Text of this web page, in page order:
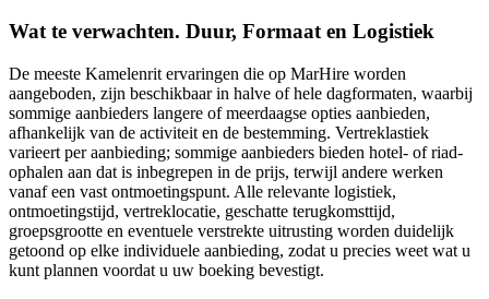
Wat te verwachten. Duur, Formaat en Logistiek
De meeste Kamelenrit ervaringen die op MarHire worden
aangeboden, zijn beschikbaar in halve of hele dagformaten, waarbij
sommige aanbieders langere of meerdaagse opties aanbieden,
afhankelijk van de activiteit en de bestemming. Vertreklastiek
varieert per aanbieding; sommige aanbieders bieden hotel- of riad-
ophalen aan dat is inbegrepen in de prijs, terwijl andere werken
vanaf een vast ontmoetingspunt. Alle relevante logistiek,
ontmoetingstijd, vertreklocatie, geschatte terugkomsttijd,
groepsgrootte en eventuele verstrekte uitrusting worden duidelijk
getoond op elke individuele aanbieding, zodat u precies weet wat u
kunt plannen voordat u uw boeking bevestigt.